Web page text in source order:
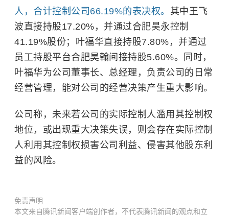
人，合计控制公司66.19%的表决权。 其中王飞
波直接持股17.20%，并通过合肥昊永控制
41.19%股份；叶福华直接持股7.80%，并通过
员工持股平台合肥昊翰间接持股5.60%。同时，
叶福华为公司董事长、总经理，负责公司的日常
经营管理，能对公司的经营决策产生重大影响。
公司称，未来若公司的实际控制人滥用其控制权
地位，或出现重大决策失误，则会存在实际控制
人利用其控制权损害公司利益、侵害其他股东利
益的风险。
免责声明
本文来自腾讯新闻客户端创作者，不代表腾讯新闻的观点和立